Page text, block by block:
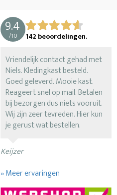
9.4
/10 142 beoordelingen.
Vriendelijk contact gehad met
Niels. Kledingkast besteld.
Goed geleverd. Mooie kast.
Reageert snel op mail. Betalen
bij bezorgen dus niets vooruit.
Wij zijn zeer tevreden. Hier kun
je gerust wat bestellen.
Keijzer
» Meer ervaringen